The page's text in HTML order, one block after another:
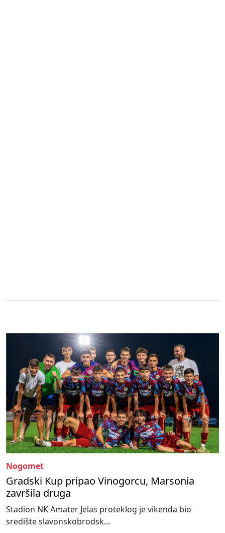
Nogomet
Gradski Kup pripao Vinogorcu, Marsonia
završila druga
Stadion NK Amater Jelas proteklog je vikenda bio
središte slavonskobrodsk...